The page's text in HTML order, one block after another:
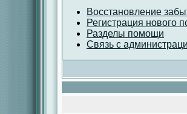
Восстановление
Регистрация нового
Разделы помощи
Связь с